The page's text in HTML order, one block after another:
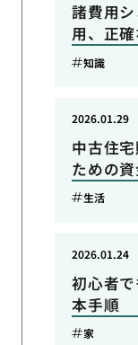
諸費用
用、正
知識
中古住
ための
2026.01.29
生活
初心者
本手順
2026.01.24
家